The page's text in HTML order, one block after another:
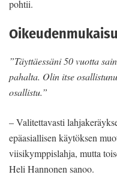
pohtii.
”Täyttäessäni 50 vuotta
pahalta. Olin itse
osallistu.”
– Valitettavasti
epäasiallisen käytöksen
viisikymppislahja, mutta
Heli Hannonen sanoo.